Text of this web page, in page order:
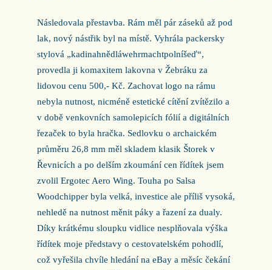
Následovala přestavba. Rám měl pár záseků až pod
lak, nový nástřik byl na místě. Vyhrála packersky
stylová „kadinahnědláwehrmachtpolníšeď“,
provedla ji komaxitem lakovna v Žebráku za
lidovou cenu 500,- Kč. Zachovat logo na rámu
nebyla nutnost, nicméně estetické cítění zvítězilo a
v době venkovních samolepicích fólií a digitálních
řezaček to byla hračka. Sedlovku o archaickém
průměru 26,8 mm měl skladem klasik Štorek v
Řevnicích a po delším zkoumání cen řídítek jsem
zvolil Ergotec Aero Wing. Touha po Salsa
Woodchipper byla velká, investice ale příliš vysoká,
nehledě na nutnost měnit páky a řazení za dualy.
Díky krátkému sloupku vidlice nesplňovala výška
řídítek moje představy o cestovatelském pohodlí,
což vyřešila chvíle hledání na eBay a měsíc čekání